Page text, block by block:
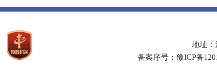
地址：
备案序号：豫ICP备